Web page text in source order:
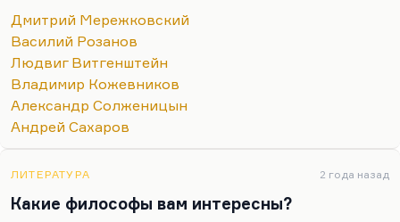
важного самого в привычку уходят, ветшают, как
платья». Очень многие слова утратили смысл.
Витгенштейн их пытается отмыть, по-
самойловски:«Их протирают, как стекло, и в этом
наше ремесло».
Кожев (он же Кожевников). Интересен главным
образом потому, что он первым поставил вопрос,
а не была ли вся репрессивная система…
Дмитрий Мережковский
Василий Розанов
Людвиг Витгенштейн
Владимир Кожевников
Александр Солженицын
Андрей Сахаров
ЛИТЕРАТУРА 2 года назад
Какие философы вам интересны?